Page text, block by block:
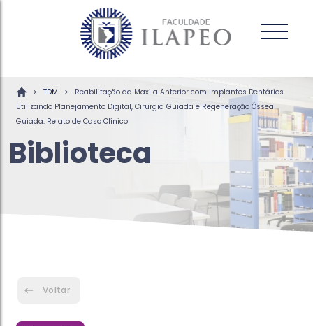
> TDM >
Reabilitação da Maxila Anterior com Implantes Dentários
Utilizando Planejamento Digital, Cirurgia Guiada e Regeneração Óssea
Guiada: Relato de Caso Clínico
Biblioteca
Voltar